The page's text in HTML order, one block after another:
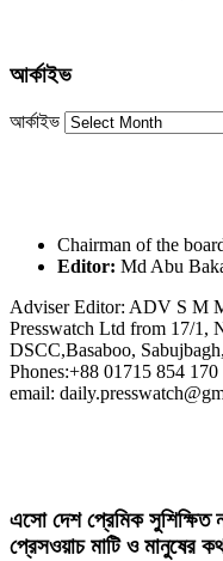
আর্কাইভ
আর্কাইভ
Chairman of the
Editor: Md Abu
Adviser Editor: ADV S M
Presswatch Ltd from 17/1,
DSCC,Basaboo,
Phones:+88 01715 854 170
email:
এসো দেশ প্রেমিক সুশিক্ষিত
প্রেসওয়াচ মাটি ও মানুষের